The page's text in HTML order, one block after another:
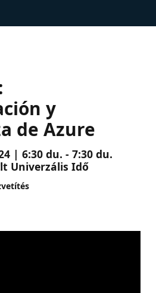
y
de Azure
| 6:30 du. - 7:30 du.
Univerzális Idő